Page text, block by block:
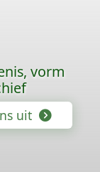
vorm
uit